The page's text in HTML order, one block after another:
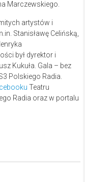
Marczewskiego.
artystów i
Stanisławę Celińską,
był dyrektor i
Kukuła. Gala – bez
Polskiego Radia.
Teatru
Radia oraz w portalu